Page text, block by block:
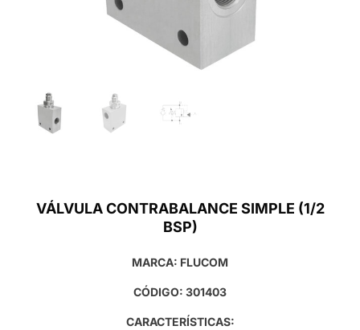
VÁLVULA CONTRABALANCE SIMPLE (1/2
BSP)
MARCA: FLUCOM
CÓDIGO: 301403
CARACTERÍSTICAS: